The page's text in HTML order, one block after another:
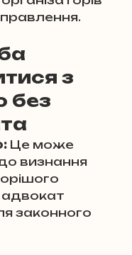
з
без
Це може
визнання
адвокат
законного